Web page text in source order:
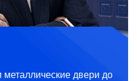
двери до